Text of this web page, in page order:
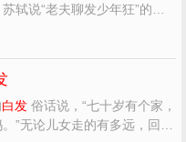
轼说“老夫聊发少年狂”的时
聊发少年狂。” 过了40岁的
白发俗话说，“七十岁有个家，
”无论儿女走的有多远，回到